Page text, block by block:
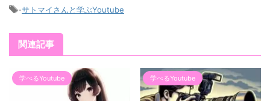
-サトマイさんと学ぶYoutube
関連記事
学べるYoutube 学べるYoutube